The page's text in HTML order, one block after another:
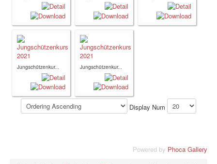
Jungschützenkur... Jungschützenkur...
Display Num
Powered by Phoca Gallery